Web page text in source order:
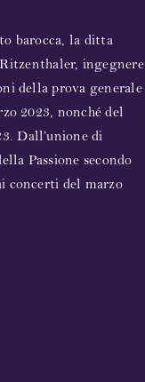
barocca, la ditta
ingegnere
della prova generale
2023, nonché del
Dall’unione di
Passione secondo
concerti del marzo